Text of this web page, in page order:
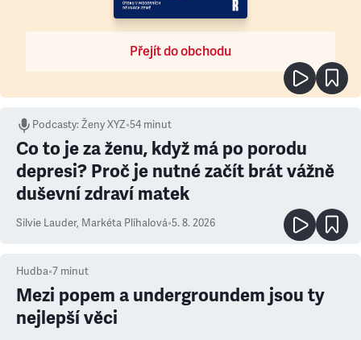
Přejít do obchodu
Podcasty:Ženy XYZ•54 minut
Co to je za ženu, když má po porodu
depresi? Proč je nutné začít brát vážně
duševní zdraví matek
Silvie Lauder, Markéta Plíhalová•5. 8. 2026
Hudba•7 minut
Mezi popem a undergroundem jsou ty
nejlepší věci